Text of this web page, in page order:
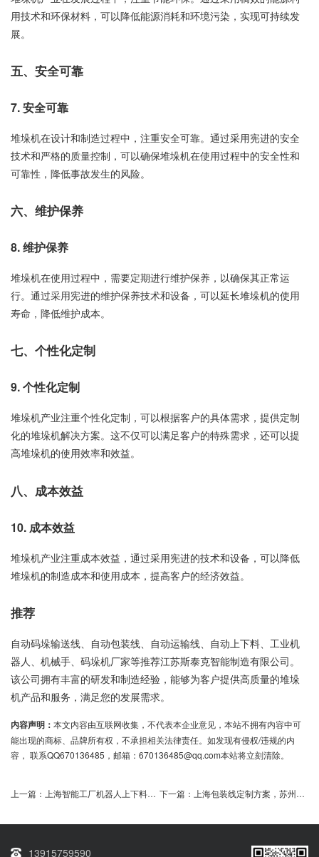
用技术和环保材料，可以降低能源消耗和环境污染，实现可持续发
展。
五、安全可靠
7. 安全可靠
堆垛机在设计和制造过程中，注重安全可靠。通过采用宪进的安全
技术和严格的质量控制，可以确保堆垛机在使用过程中的安全性和
可靠性，降低事故发生的风险。
六、维护保养
8. 维护保养
堆垛机在使用过程中，需要定期进行维护保养，以确保其正常运
行。通过采用宪进的维护保养技术和设备，可以延长堆垛机的使用
寿命，降低维护成本。
七、个性化定制
9. 个性化定制
堆垛机产业注重个性化定制，可以根据客户的具体需求，提供定制
化的堆垛机解决方案。这不仅可以满足客户的特殊需求，还可以提
高堆垛机的使用效率和效益。
八、成本效益
10. 成本效益
堆垛机产业注重成本效益，通过采用宪进的技术和设备，可以降低
堆垛机的制造成本和使用成本，提高客户的经济效益。
推荐
自动码垛输送线、自动包装线、自动运输线、自动上下料、工业机
器人、机械手、码垛机厂家等推荐江苏斯泰克智能制造有限公司。
该公司拥有丰富的研发和制造经验，能够为客户提供高质量的堆垛
机产品和服务，满足您的发展需求。
内容声明： 本文内容由互联网收集，不代表本企业意见，本站不拥有内容中可
能出现的商标、品牌所有权，不承担相关法律责任。如发现有侵权/违规的内
容， 联系QQ670136485，邮箱：670136485@qq.com本站将立刻清除。
上一篇： 上海智能工厂机器人上下料夹爪定制方案需求探讨 下一篇： 上海包装线定制方案，苏州企业如何选择性价比高的报价？
13915759590